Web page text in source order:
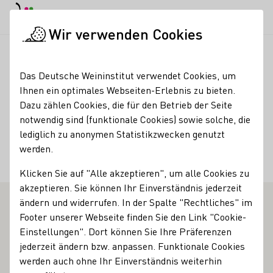
Weinmanufaktur
Walporzheim
Services
Restaurant
Vinothek
Walporzheim an der Ahr ist ein malerischer Flecken Erde,
ganz im Norden von Rheinland-Pfalz. Seit jeher waren
Wir verwenden Cookies
Das Deutsche Weininstitut verwendet Cookies, um
Ihnen ein optimales Webseiten-Erlebnis zu bieten.
Dazu zählen Cookies, die für den Betrieb der Seite
notwendig sind (funktionale Cookies) sowie solche, die
lediglich zu anonymen Statistikzwecken genutzt
werden.
Klicken Sie auf "Alle akzeptieren", um alle Cookies zu
akzeptieren. Sie können Ihr Einverständnis jederzeit
ändern und widerrufen. In der Spalte "Rechtliches" im
Footer unserer Webseite finden Sie den Link "Cookie-
Einstellungen". Dort können Sie Ihre Präferenzen
jederzeit ändern bzw. anpassen. Funktionale Cookies
werden auch ohne Ihr Einverständnis weiterhin